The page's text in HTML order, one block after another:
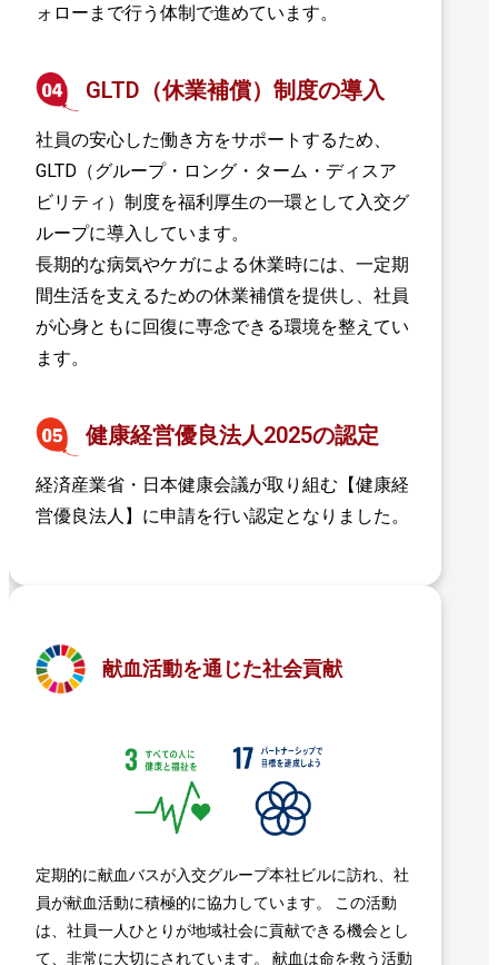
ォローまで行う体制で進めています。
GLTD（休業補償）制度の導入
社員の安心した働き方をサポートするため、
GLTD（グループ・ロング・ターム・ディスア
ビリティ）制度を福利厚生の一環として入交グ
ループに導入しています。
長期的な病気やケガによる休業時には、一定期
間生活を支えるための休業補償を提供し、社員
が心身ともに回復に専念できる環境を整えてい
ます。
健康経営優良法人2025の認定
経済産業省・日本健康会議が取り組む【健康経
営優良法人】に申請を行い認定となりました。
献血活動を通じた社会貢献
定期的に献血バスが入交グループ本社ビルに訪れ、社
員が献血活動に積極的に協力しています。 この活動
は、社員一人ひとりが地域社会に貢献できる機会とし
て、非常に大切にされています。 献血は命を救う活動